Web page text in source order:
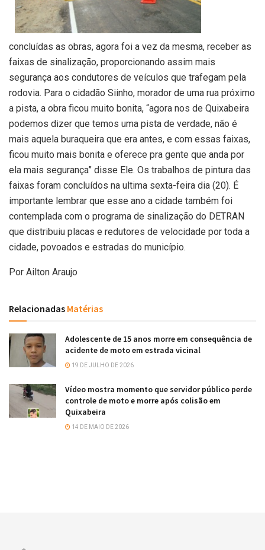
concluídas as obras, agora foi a vez da mesma, receber as
faixas de sinalização, proporcionando assim mais
segurança aos condutores de veículos que trafegam pela
rodovia. Para o cidadão Siinho, morador de uma rua próximo
a pista, a obra ficou muito bonita, “agora nos de Quixabeira
podemos dizer que temos uma pista de verdade, não é
mais aquela buraqueira que era antes, e com essas faixas,
ficou muito mais bonita e oferece pra gente que anda por
ela mais segurança” disse Ele. Os trabalhos de pintura das
faixas foram concluídos na ultima sexta-feira dia (20). É
importante lembrar que esse ano a cidade também foi
contemplada com o programa de sinalização do DETRAN
que distribuiu placas e redutores de velocidade por toda a
cidade, povoados e estradas do município.
Por Ailton Araujo
Relacionadas Matérias
Adolescente de 15 anos morre em consequência de
acidente de moto em estrada vicinal
19 DE JULHO DE 2026
Vídeo mostra momento que servidor público perde
controle de moto e morre após colisão em
Quixabeira
14 DE MAIO DE 2026